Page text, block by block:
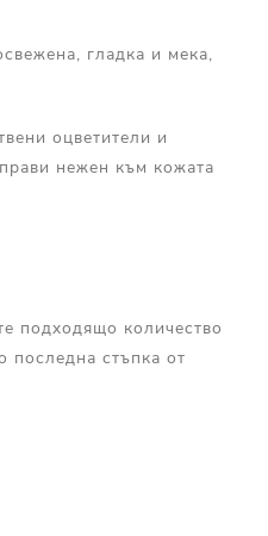
гладка и мека,
оцветители и
нежен към кожата
подходящо количество
последна стъпка от